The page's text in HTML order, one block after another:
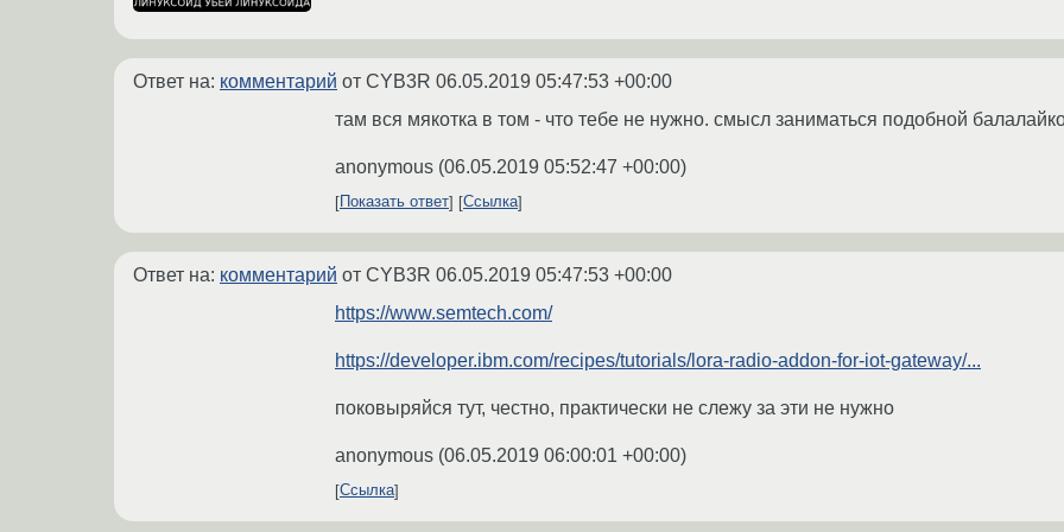
Ответ на: комментарий от CYB3R 06.05.2019 05:47:53 +00:00
там вся мякотка в том - что тебе не нужно. смысл заниматься подобной
anonymous (06.05.2019 05:52:47 +00:00)
Показать ответ Ссылка
Ответ на: комментарий от CYB3R 06.05.2019 05:47:53 +00:00
https://www.semtech.com/
https://developer.ibm.com/recipes/tutorials/lora-radio-addon-for-iot-gateway/...
поковыряйся тут, честно, практически не слежу за эти не нужно
anonymous (06.05.2019 06:00:01 +00:00)
Ссылка